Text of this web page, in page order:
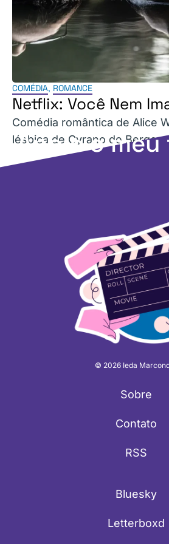
COMÉDIA, ROMANCE
Netflix: Você Nem
Comédia romântica de Alice
lésbica de Cyrano de
Apoie o
© 2026 Ieda
Sobre
Contato
RSS
Bluesky
Letterboxd